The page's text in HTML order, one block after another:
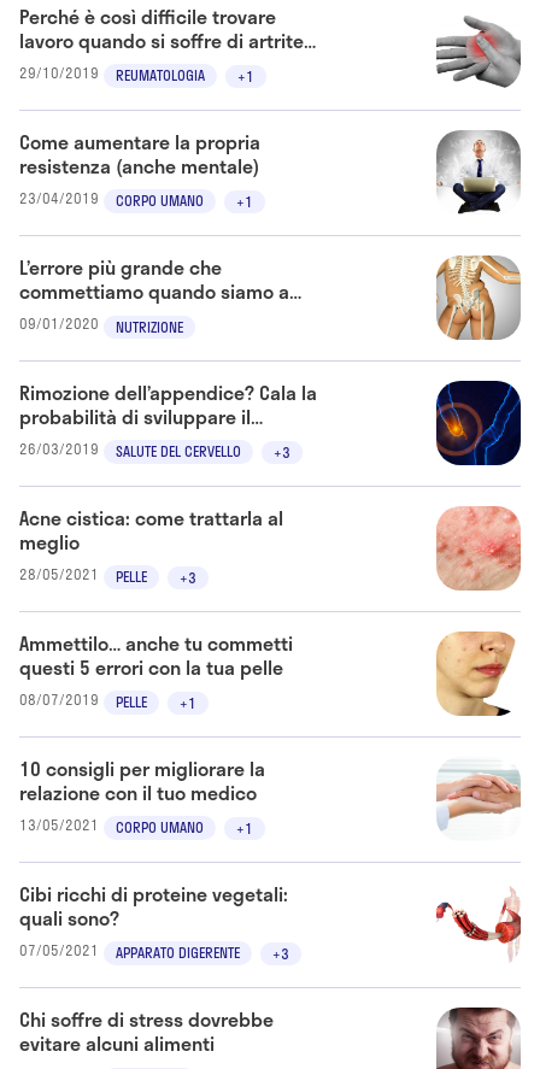
REUMATOLOGIA +1
Perché è così difficile trovare
lavoro quando si soffre di artrite
reumatoide
29/10/2019
CORPO UMANO +1
Come aumentare la propria
resistenza (anche mentale)
23/04/2019
NUTRIZIONE
L’errore più grande che
commettiamo quando siamo a
dieta
09/01/2020
SALUTE DEL CERVELLO +3
Rimozione dell’appendice? Cala la
probabilità di sviluppare il
Parkinson
26/03/2019
PELLE +3
Acne cistica: come trattarla al
meglio
28/05/2021
PELLE +1
Ammettilo… anche tu commetti
questi 5 errori con la tua pelle
08/07/2019
CORPO UMANO +1
10 consigli per migliorare la
relazione con il tuo medico
13/05/2021
APPARATO DIGERENTE +3
Cibi ricchi di proteine vegetali:
quali sono?
07/05/2021
Chi soffre di stress dovrebbe
evitare alcuni alimenti